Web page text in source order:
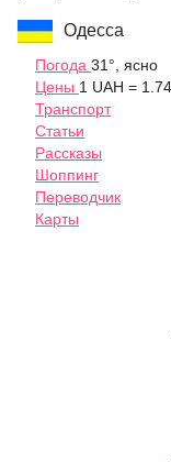
Одесса
Погода 31°, ясно
Цены 1 UAH =
Транспорт
Статьи
Рассказы
Шоппинг
Переводчик
Карты